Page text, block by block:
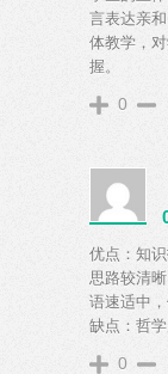
言表达亲
体教学，
握。
0
优点：知
思路较清
语速适中
缺点：哲
0